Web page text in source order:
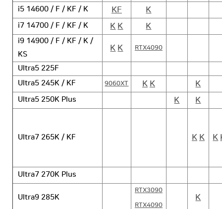
i5 14600 / F / KF / K KF K
i7 14700 / F / KF / K K K K
i9 14900 / F / KF / K /
KS
K K RTX4090
Ultra5 225F
Ultra5 245K / KF
9060XT K K K
Ultra5 250K Plus K K
Ultra7 265K / KF K K K
Ultra7 270K Plus
Ultra9 285K
RTX3090
RTX4090
K